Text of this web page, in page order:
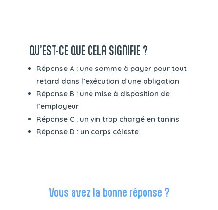
QU’EST-CE QUE CELA SIGNIFIE ?
Réponse A : une somme à payer pour tout
retard dans l’exécution d’une obligation
Réponse B : une mise à disposition de
l’employeur
Réponse C : un vin trop chargé en tanins
Réponse D : un corps céleste
Vous avez la bonne réponse ?